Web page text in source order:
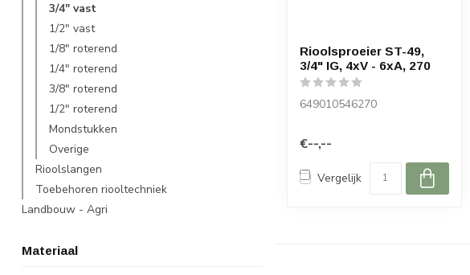
3/4" vast
1/2" vast
1/8" roterend
1/4" roterend
3/8" roterend
1/2" roterend
Mondstukken
Overige
Rioolslangen
Toebehoren riooltechniek
Landbouw - Agri
Materiaal
Rioolsproeier ST-49,
3/4" IG, 4xV - 6xA, 270
649010546270
€--,--
Vergelijk